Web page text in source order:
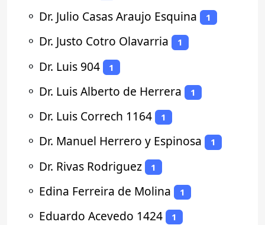
⚬ Dr. Julio Casas Araujo Esquina 1
⚬ Dr. Justo Cotro Olavarria 1
⚬ Dr. Luis 904 1
⚬ Dr. Luis Alberto de Herrera 1
⚬ Dr. Luis Correch 1164 1
⚬ Dr. Manuel Herrero y Espinosa 1
⚬ Dr. Rivas Rodriguez 1
⚬ Edina Ferreira de Molina 1
⚬ Eduardo Acevedo 1424 1